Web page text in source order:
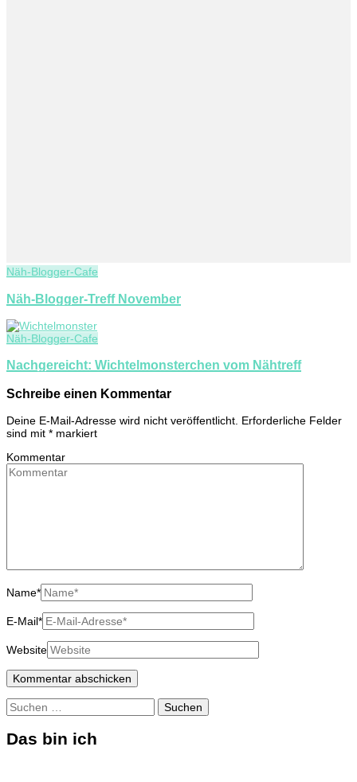
Näh-Blogger-Cafe
Näh-Blogger-Treff November
Näh-Blogger-Cafe
Nachgereicht: Wichtelmonsterchen vom Nähtreff
Schreibe einen Kommentar
Deine E-Mail-Adresse wird nicht veröffentlicht. Erforderliche Felder
sind mit * markiert
Kommentar
Name*
E-Mail*
Website
Suchen
nach:
Das bin ich